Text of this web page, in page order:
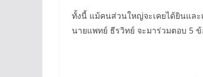
ทั้งนี้ แม้คนส่วนใหญ่จะเคยได้ยินและ
นายแพทย์ ธีรวิทย์ จะมาร่วมตอบ 5